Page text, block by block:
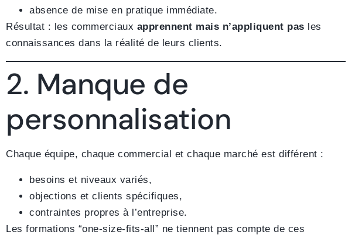
absence de mise en pratique immédiate.
Résultat : les commerciaux apprennent mais n’appliquent pas les
connaissances dans la réalité de leurs clients.
2. Manque de
personnalisation
Chaque équipe, chaque commercial et chaque marché est différent :
besoins et niveaux variés,
objections et clients spécifiques,
contraintes propres à l’entreprise.
Les formations “one-size-fits-all” ne tiennent pas compte de ces